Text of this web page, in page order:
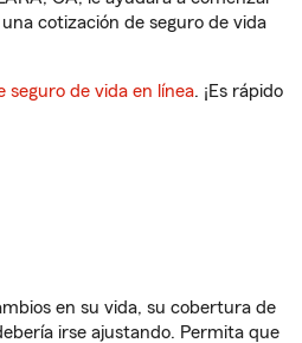
cotización de seguro de vida
seguro de vida en línea. ¡Es rápido
en su vida, su cobertura de
irse ajustando. Permita que